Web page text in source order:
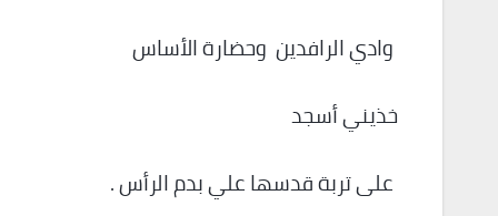
وادي الرافدين وحضارة الأساس
خذيني أسجد
على تربة قدسها علي بدم الرأس .